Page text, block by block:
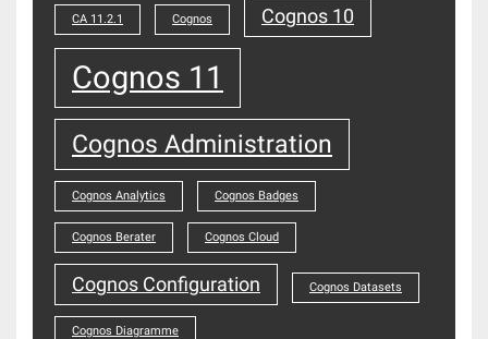
CA 11.2.1 Cognos Cognos 10
Cognos 11
Cognos Administration
Cognos Analytics Cognos Badges
Cognos Berater Cognos Cloud
Cognos Configuration Cognos Datasets
Cognos Diagramme